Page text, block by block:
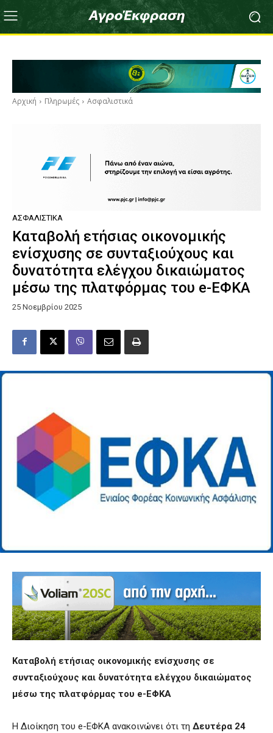
Αρχική Πληρωμές Ασφαλιστικά
ΑΣΦΑΛΙΣΤΙΚΆ
Καταβολή ετήσιας οικονομικής
ενίσχυσης σε συνταξιούχους και
δυνατότητα ελέγχου δικαιώματος
μέσω της πλατφόρμας του e-ΕΦΚΑ
25 Νοεμβρίου 2025
Καταβολή ετήσιας οικονομικής ενίσχυσης σε
συνταξιούχους και δυνατότητα ελέγχου δικαιώματος
μέσω της πλατφόρμας του e-ΕΦΚΑ
Η Διοίκηση του e-ΕΦΚΑ ανακοινώνει ότι τη Δευτέρα 24